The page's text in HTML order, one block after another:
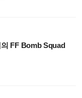
FF Bomb Squad